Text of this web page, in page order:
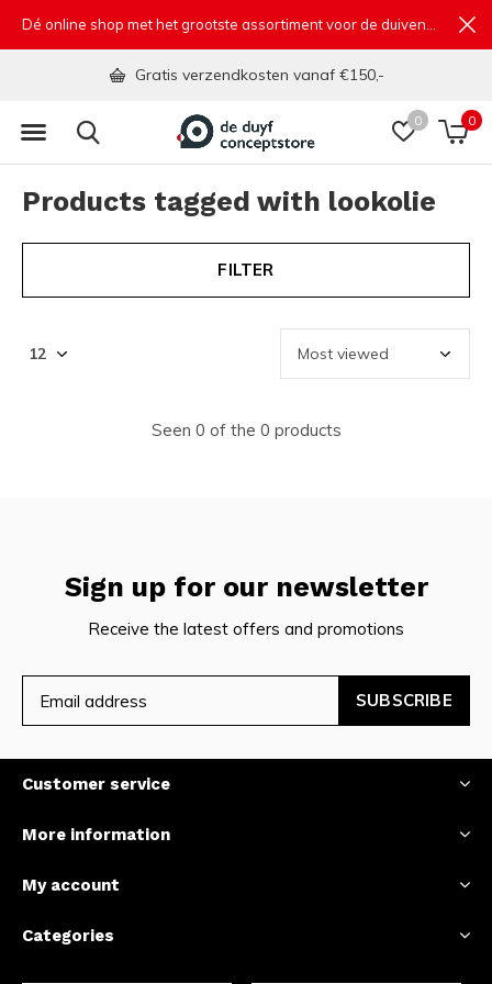
0 0
Gratis verzendkosten vanaf €150,-
Products tagged with lookolie
FILTER
Seen 0 of the 0 products
Sign up for our newsletter
Receive the latest offers and promotions
SUBSCRIBE
Customer service
More information
My account
Categories